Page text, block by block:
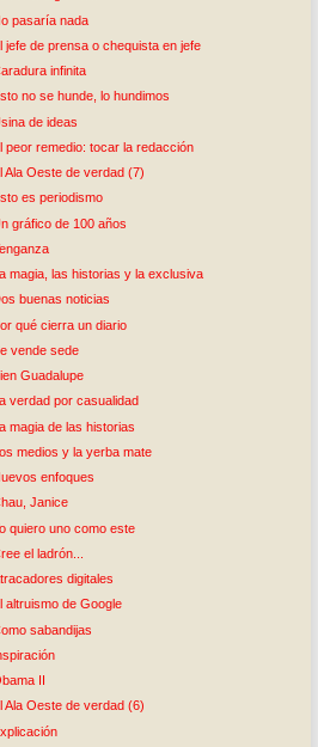
pasaría nada
jefe de prensa o chequista en jefe
infinita
no se hunde, lo hundimos
de ideas
peor remedio: tocar la redacción
Ala Oeste de verdad (7)
es periodismo
gráfico de 100 años
magia, las historias y la exclusiva
buenas noticias
qué cierra un diario
vende sede
Guadalupe
La verdad por casualidad
magia de las historias
medios y la yerba mate
enfoques
Janice
quiero uno como este
el ladrón...
digitales
altruismo de Google
sabandijas
II
Ala Oeste de verdad (6)